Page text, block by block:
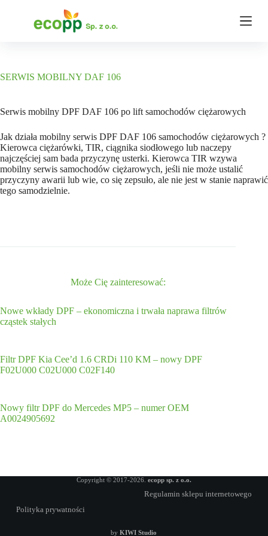
ź
t
ś
c
i
SERWIS MOBILNY DAF 106
Serwis mobilny DPF DAF 106 po lift samochodów ciężarowych
Jak działa mobilny serwis DPF DAF 106 samochodów ciężarowych ?
Kierowca ciężarówki, TIR, ciągnika siodłowego lub naczepy
najczęściej sam bada przyczynę usterki. Kierowca TIR wzywa
mobilny serwis samochodów ciężarowych, jeśli nie może ustalić
przyczyny awarii lub wie, co się zepsuło, ale nie jest w stanie naprawić
tego samodzielnie.
Może Cię zainteresować:
Nowe wkłady DPF – ekonomiczna i trwała naprawa filtrów
cząstek stałych
Filtr DPF Kia Cee’d 1.6 CRDi 110 KM – nowy DPF
F02U000 C02U000 C02F140
Nowy filtr DPF do Mercedes MP5 – numer OEM
A0024905692
Copyright © 2017-2026. ecopp sp. z o.o.
Regulamin sklepu internetowego
Polityka prywatności
byKIWI Studio